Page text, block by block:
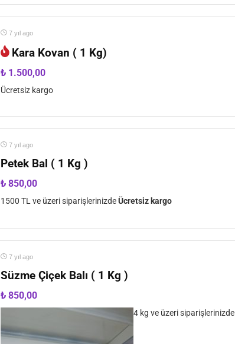
7 yıl ago
Kara Kovan ( 1 Kg)
₺ 1.500,00
Ücretsiz kargo
7 yıl ago
Petek Bal ( 1 Kg )
₺ 850,00
1500 TL ve üzeri siparişlerinizdeÜcretsiz kargo
7 yıl ago
Süzme Çiçek Balı ( 1 Kg )
₺ 850,00
4 kg ve üzeri siparişlerinizde